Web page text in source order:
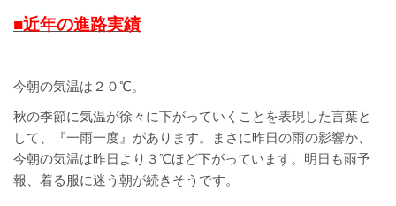
■近年の進路実績
今朝の気温は２０℃。
秋の季節に気温が徐々に下がっていくことを表現した言葉と
して、『一雨一度』があります。まさに昨日の雨の影響か、
今朝の気温は昨日より３℃ほど下がっています。明日も雨予
報、着る服に迷う朝が続きそうです。